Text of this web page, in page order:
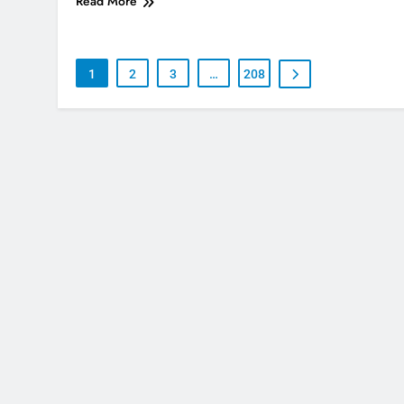
1 2 3 … 208